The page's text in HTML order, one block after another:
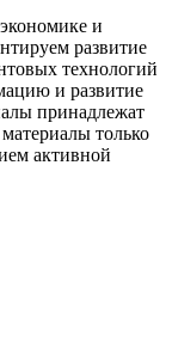
и
развитие
технологий
и развитие
принадлежат
только
активной